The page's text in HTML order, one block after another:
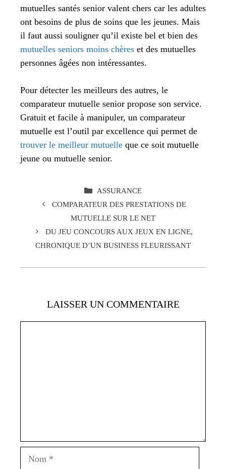
mutuelles santés senior valent chers car les adultes
ont besoins de plus de soins que les jeunes. Mais
il faut aussi souligner qu’il existe bel et bien des
mutuelles seniors moins chères et des mutuelles
personnes âgées non intéressantes.
Pour détecter les meilleurs des autres, le
comparateur mutuelle senior propose son service.
Gratuit et facile à manipuler, un comparateur
mutuelle est l’outil par excellence qui permet de
trouver le meilleur mutuelle que ce soit mutuelle
jeune ou mutuelle senior.
CATÉGORIES
ASSURANCE
COMPARATEUR DES PRESTATIONS DE
MUTUELLE SUR LE NET
DU JEU CONCOURS AUX JEUX EN LIGNE,
CHRONIQUE D’UN BUSINESS FLEURISSANT
LAISSER UN COMMENTAIRE